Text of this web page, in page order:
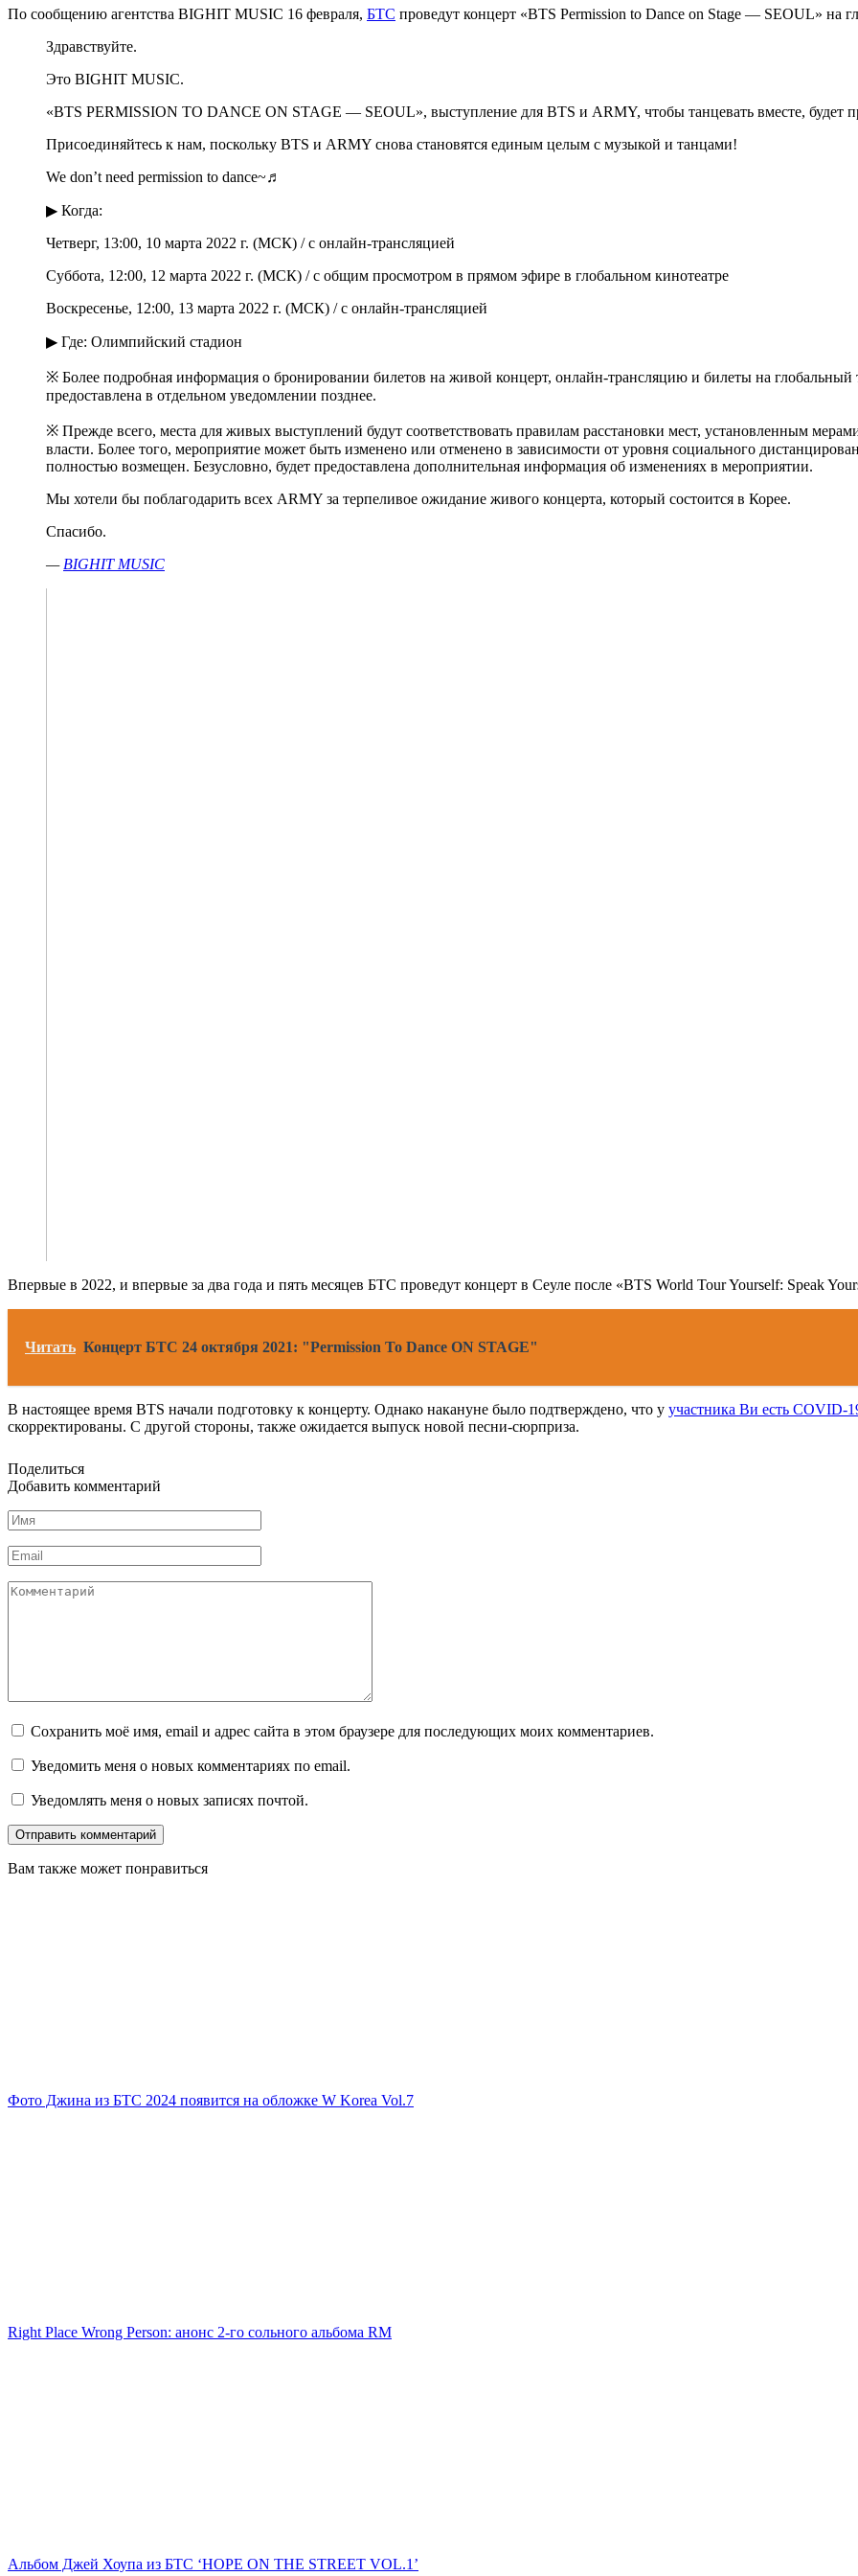
По сообщению агентства BIGHIT MUSIC 16 февраля, БТС проведут концерт «BTS Permission to Dance on Stage — SEOUL» на
Здравствуйте.
Это BIGHIT MUSIC.
«BTS PERMISSION TO DANCE ON STAGE — SEOUL», выступление для BTS и ARMY, чтобы танцевать вместе, будет
Присоединяйтесь к нам, поскольку BTS и ARMY снова становятся единым целым с музыкой и танцами!
We don’t need permission to dance~♬
▶ Когда:
Четверг, 13:00, 10 марта 2022 г. (МСК) / с онлайн-трансляцией
Суббота, 12:00, 12 марта 2022 г. (МСК) / с общим просмотром в прямом эфире в глобальном кинотеатре
Воскресенье, 12:00, 13 марта 2022 г. (МСК) / с онлайн-трансляцией
▶ Где: Олимпийский стадион
※ Более подробная информация о бронировании билетов на живой концерт, онлайн-трансляцию и билеты на глобальный
предоставлена ​​в отдельном уведомлении позднее.
※ Прежде всего, места для живых выступлений будут соответствовать правилам расстановки мест, установленным
власти. Более того, мероприятие может быть изменено или отменено в зависимости от уровня социального
полностью возмещен. Безусловно, будет предоставлена ​​​​дополнительная информация об изменениях в мероприятии.
Мы хотели бы поблагодарить всех ARMY за терпеливое ожидание живого концерта, который состоится в Корее.
Спасибо.
— BIGHIT MUSIC
Впервые в 2022, и впервые за два года и пять месяцев БТС проведут концерт в Сеуле после «BTS World Tour Yourself: Speak
Читать Концерт БТС 24 октября 2021: "Permission To Dance ON STAGE"
В настоящее время BTS начали подготовку к концерту. Однако накануне было подтверждено, что у участника Ви есть COVID-
скорректированы. С другой стороны, также ожидается выпуск новой песни-сюрприза.
Поделиться
Добавить комментарий
Имя
Email
Комментарий
Сохранить моё имя, email и адрес сайта в этом браузере для последующих моих комментариев.
Уведомить меня о новых комментариях по email.
Уведомлять меня о новых записях почтой.
Вам также может понравиться
Фото Джина из БТС 2024 появится на обложке W Korea Vol.7
Right Place Wrong Person: анонс 2-го сольного альбома RM
Альбом Джей Хоупа из БТС ‘HOPE ON THE STREET VOL.1’